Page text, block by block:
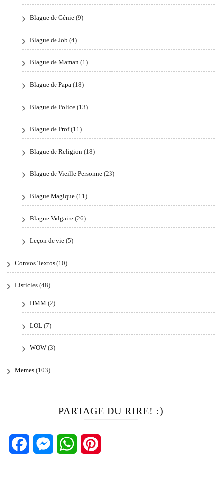
Blague de Génie (9)
Blague de Job (4)
Blague de Maman (1)
Blague de Papa (18)
Blague de Police (13)
Blague de Prof(11)
Blague de Religion (18)
Blague de Vieille Personne (23)
Blague Magique (11)
Blague Vulgaire (26)
Leçon de vie (5)
Convos Textos (10)
Listicles (48)
HMM (2)
LOL (7)
WOW (3)
Memes (103)
PARTAGE DU RIRE! :)
FacebookMessengerWhatsApp